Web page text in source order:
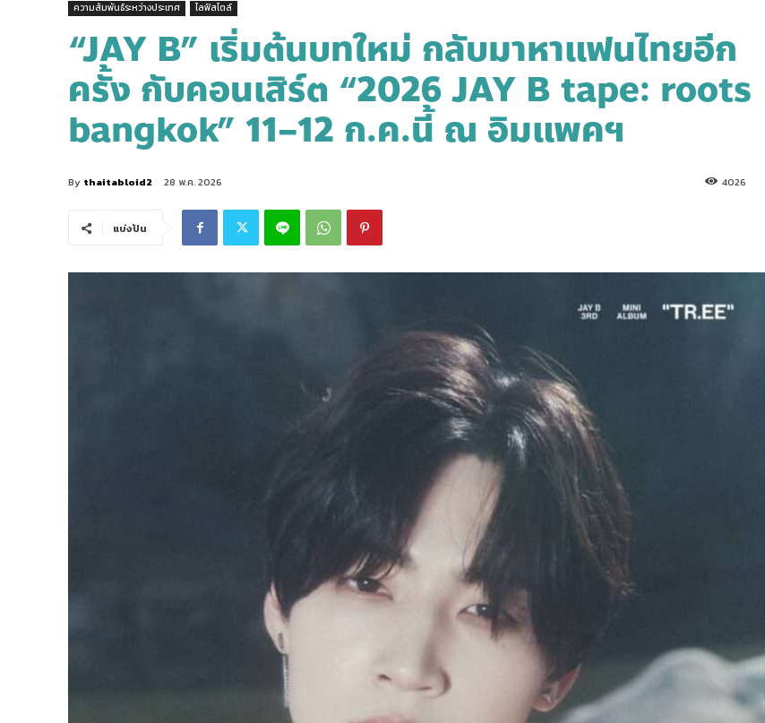
ความสัมพันธ์ระหว่างประเทศ ไลฟ์สไตล์
“JAY B” เริ่มต้นบทใหม่ กลับมาหาแฟนไทยอีก
ครั้ง กับคอนเสิร์ต “2026 JAY B tape: roots
bangkok” 11–12 ก.ค.นี้ ณ อิมแพคฯ
By thaitabloid2 28 พ.ค. 2026 4026
แบ่งปัน